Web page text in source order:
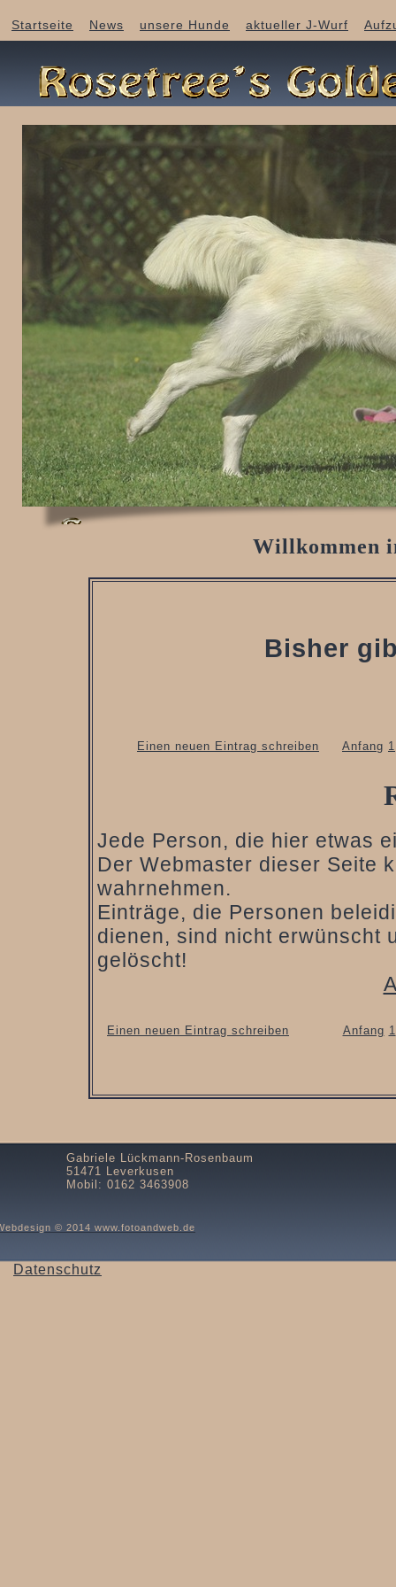
Startseite News unsere Hunde aktueller J-Wurf
Willkommen
Bisher
Einen neuen Eintrag schreiben Anfang 1
Jede Person, die hier etwas
Der Webmaster dieser Seite
wahrnehmen.
Einträge, die Personen
dienen, sind nicht erwünscht
gelöscht!
Einen neuen Eintrag schreiben Anfang 1
Gabriele Lückmann-Rosenbaum
51471 Leverkusen
Mobil: 0162 3463908
© 2014 www.fotoandweb.de
Datenschutz